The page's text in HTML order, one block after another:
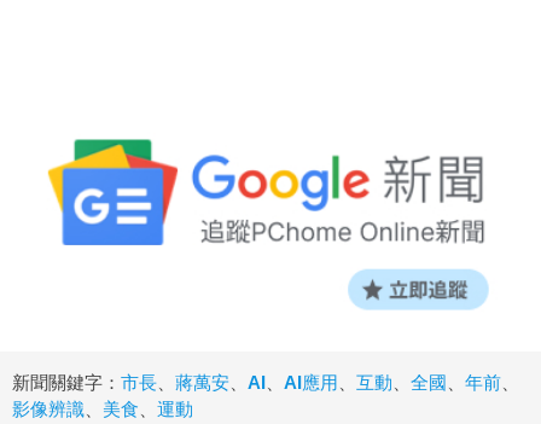
新聞關鍵字： 市長 蔣萬安 AI AI應用 互動 全國 年前
影像辨識
美食 運動